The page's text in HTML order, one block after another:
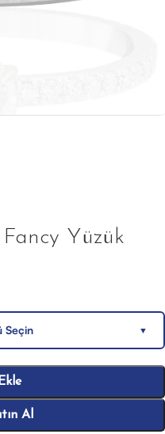
Yüzük
Seçin ▼
Al